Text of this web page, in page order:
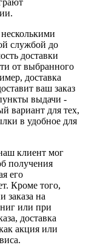
службой до
доставки
от выбранного
доставка
ваш заказ
выдачи -
вариант для тех,
в удобное для
клиент мог
получения
его
Кроме того,
заказа на
или при
доставка
акция или